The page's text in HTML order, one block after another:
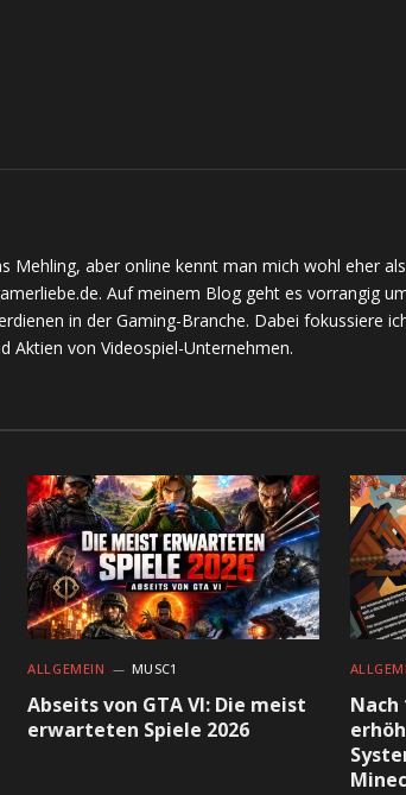
Mehling, aber online kennt man mich wohl eher
Auf meinem Blog geht es vorrangig
in der Gaming-Branche. Dabei fokussiere
Aktien von Videospiel-Unternehmen.
ALLGEMEIN MUSC1
Abseits von GTA VI: Die meist
erwarteten Spiele 2026
Nach